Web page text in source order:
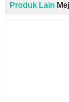
Produk Lain